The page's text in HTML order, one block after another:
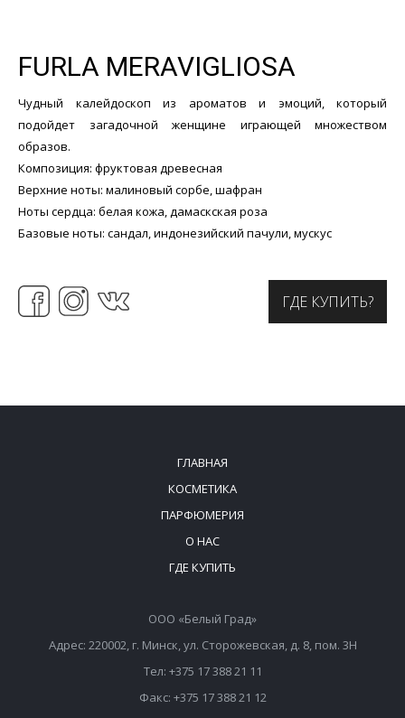
FURLA MERAVIGLIOSA
Чудный калейдоскоп из ароматов и эмоций, который
подойдет загадочной женщине играющей множеством
образов.
Композиция: фруктовая древесная
Верхние ноты: малиновый сорбе, шафран
Ноты сердца: белая кожа, дамаскская роза
Базовые ноты: сандал, индонезийский пачули, мускус
ГДЕ КУПИТЬ?
ГЛАВНАЯ
КОСМЕТИКА
ПАРФЮМЕРИЯ
О НАС
ГДЕ КУПИТЬ
ООО «Белый Град»
Адрес: 220002, г. Минск, ул. Сторожевская, д. 8, пом. 3Н
Тел: +375 17 388 21 11
Факс: +375 17 388 21 12